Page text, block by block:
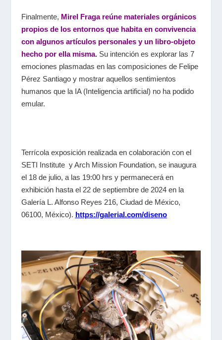
Finalmente, Mirel Fraga reúne materiales orgánicos
propios de los entornos que habita en convivencia
con algunos artículos personales y un libro-objeto
hecho por ella misma.Su intención es explorar las 7
emociones plasmadas en las composiciones de Felipe
Pérez Santiago y mostrar aquellos sentimientos
humanos que la IA (Inteligencia artificial) no ha podido
emular.
Terrícolaexposición realizada en colaboración con el
SETI Institute y Arch Mission Foundation, se inaugura
el 18 de julio, a las 19:00 hrs y permanecerá en
exhibición hasta el 22 de septiembre de 2024 en la
Galería L. Alfonso Reyes 216, Ciudad de México,
06100, México). https://galerial.com/diseno